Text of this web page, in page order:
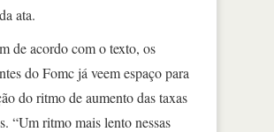
ata.
de acordo com o texto, os
do Fomc já veem espaço para
do ritmo de aumento das taxas
“Um ritmo mais lento nessas